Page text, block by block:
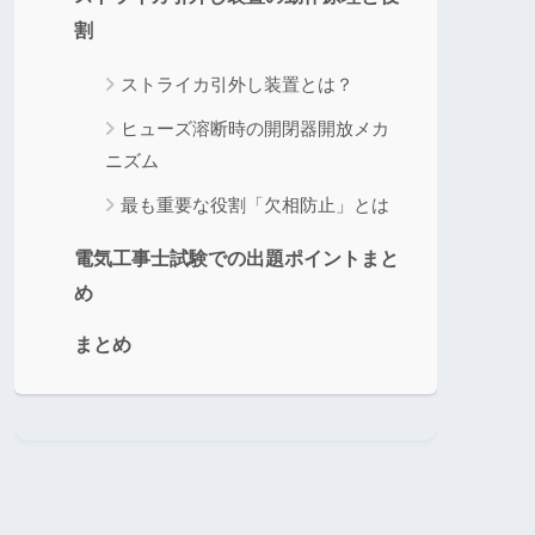
割
ストライカ引外し装置とは？
ヒューズ溶断時の開閉器開放メカ
ニズム
最も重要な役割「欠相防止」とは
電気工事士試験での出題ポイントまと
め
まとめ